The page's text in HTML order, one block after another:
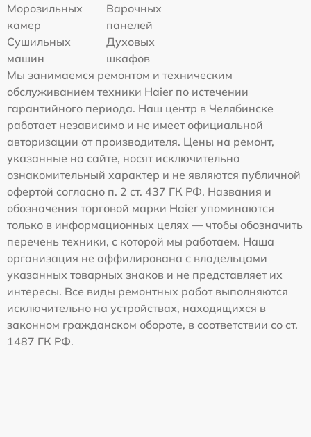
Морозильных
камер
Варочных
панелей
Сушильных
машин
Духовых
шкафов
Мы занимаемся ремонтом и техническим
обслуживанием техники Haier по истечении
гарантийного периода. Наш центр в Челябинске
работает независимо и не имеет официальной
авторизации от производителя. Цены на ремонт,
указанные на сайте, носят исключительно
ознакомительный характер и не являются публичной
офертой согласно п. 2 ст. 437 ГК РФ. Названия и
обозначения торговой марки Haier упоминаются
только в информационных целях — чтобы обозначить
перечень техники, с которой мы работаем. Наша
организация не аффилирована с владельцами
указанных товарных знаков и не представляет их
интересы. Все виды ремонтных работ выполняются
исключительно на устройствах, находящихся в
законном гражданском обороте, в соответствии со ст.
1487 ГК РФ.